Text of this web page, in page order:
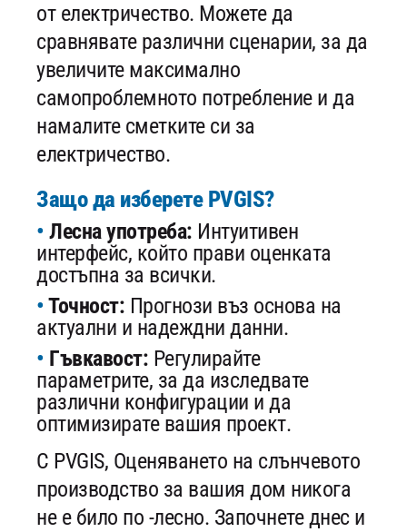
от електричество. Можете да
сравнявате различни сценарии, за да
увеличите максимално
самопроблемното потребление и да
намалите сметките си за
електричество.
Защо да изберете PVGIS?
Лесна употреба: Интуитивен
интерфейс, който прави оценката
достъпна за всички.
Точност: Прогнози въз основа на
актуални и надеждни данни.
Гъвкавост: Регулирайте
параметрите, за да изследвате
различни конфигурации и да
оптимизирате вашия проект.
С PVGIS, Оценяването на слънчевото
производство за вашия дом никога
не е било по -лесно. Започнете днес и